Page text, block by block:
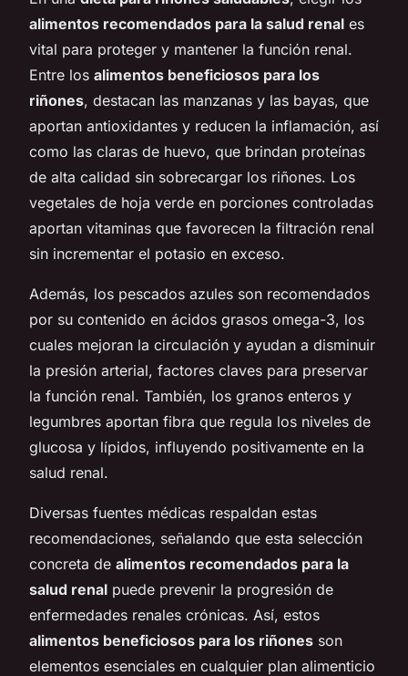
alimentos recomendados para la salud renal es
vital para proteger y mantener la función renal.
Entre los alimentos beneficiosos para los
riñones, destacan las manzanas y las bayas, que
aportan antioxidantes y reducen la inflamación, así
como las claras de huevo, que brindan proteínas
de alta calidad sin sobrecargar los riñones. Los
vegetales de hoja verde en porciones controladas
aportan vitaminas que favorecen la filtración renal
sin incrementar el potasio en exceso.
Además, los pescados azules son recomendados
por su contenido en ácidos grasos omega-3, los
cuales mejoran la circulación y ayudan a disminuir
la presión arterial, factores claves para preservar
la función renal. También, los granos enteros y
legumbres aportan fibra que regula los niveles de
glucosa y lípidos, influyendo positivamente en la
salud renal.
Diversas fuentes médicas respaldan estas
recomendaciones, señalando que esta selección
concreta de alimentos recomendados para la
salud renal puede prevenir la progresión de
enfermedades renales crónicas. Así, estos
alimentos beneficiosos para los riñones son
elementos esenciales en cualquier plan alimenticio